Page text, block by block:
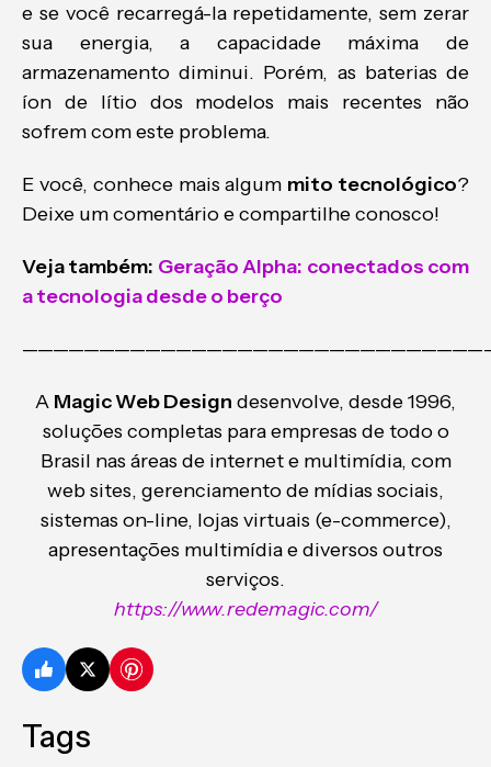
e se você recarregá-la repetidamente, sem zerar
sua energia, a capacidade máxima de
armazenamento diminui. Porém, as baterias de
íon de lítio dos modelos mais recentes não
sofrem com este problema.
E você, conhece mais algum mito tecnológico?
Deixe um comentário e compartilhe conosco!
Veja também: Geração Alpha: conectados com
a tecnologia desde o berço
——————————————————————————————-
A Magic Web Design desenvolve, desde 1996,
soluções completas para empresas de todo o
Brasil nas áreas de internet e multimídia, com
web sites, gerenciamento de mídias sociais,
sistemas on-line, lojas virtuais (e-commerce),
apresentações multimídia e diversos outros
serviços.
https://www.redemagic.com/
Tags